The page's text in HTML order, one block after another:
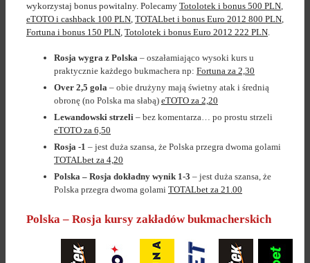
wykorzystaj bonus powitalny. Polecamy Totolotek i bonus 500 PLN,
eTOTO i cashback 100 PLN, TOTALbet i bonus Euro 2012 800 PLN,
Fortuna i bonus 150 PLN, Totolotek i bonus Euro 2012 222 PLN.
Rosja wygra z Polska – oszałamiająco wysoki kurs u
praktycznie każdego bukmachera np: Fortuna za 2,30
Over 2,5 gola – obie drużyny mają świetny atak i średnią
obronę (no Polska ma słabą) eTOTO za 2,20
Lewandowski strzeli – bez komentarza… po prostu strzeli
eTOTO za 6,50
Rosja -1 – jest duża szansa, że Polska przegra dwoma golami
TOTALbet za 4,20
Polska – Rosja dokładny wynik 1-3 – jest duża szansa, że
Polska przegra dwoma golami TOTALbet za 21.00
Polska – Rosja kursy zakładów bukmacherskich